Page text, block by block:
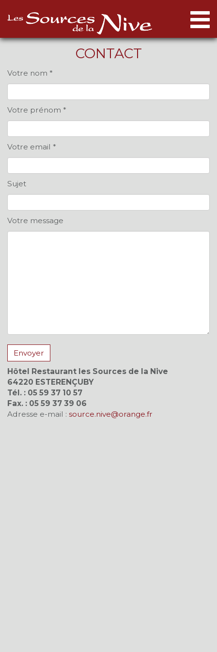
CONTACT
Votre nom *
Votre prénom *
Votre email *
Sujet
Votre message
Hôtel Restaurant les Sources de la Nive
64220 ESTERENÇUBY
Tél. : 05 59 37 10 57
Fax. : 05 59 37 39 06
Adresse e-mail : source.nive@orange.fr